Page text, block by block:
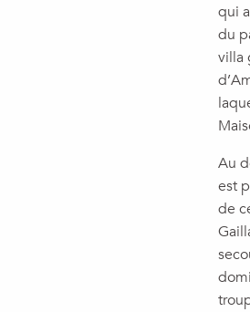
qui
du
villa
Au
est
de